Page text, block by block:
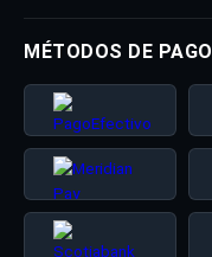
MÉTODOS DE PAGO